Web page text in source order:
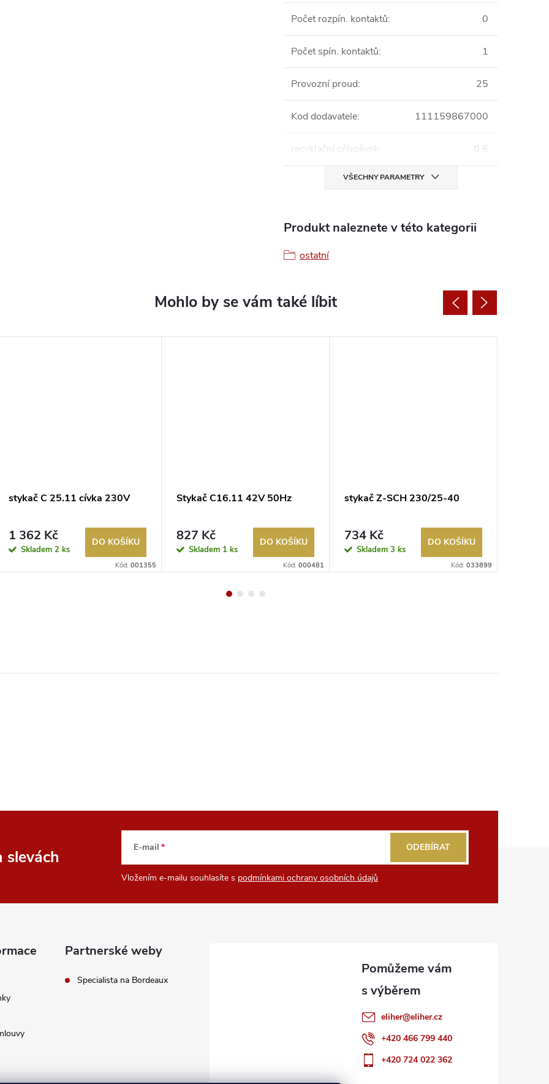
Počet rozpín. kontaktů: 0
Počet spín. kontaktů: 1
Provozní proud: 25
Kod dodavatele: 111159867000
recyklační příspěvek: 0,6
VŠECHNY PARAMETRY
Produkt naleznete v této kategorii
ostatní
stykač C 25.11 cívka 230V
1 362 Kč
Skladem 2 ks
DO KOŠÍKU
Kód: 001355
Stykač C16.11 42V 50Hz
827 Kč
Skladem 1 ks
DO KOŠÍKU
Kód: 000481
stykač Z-SCH 230/25-40
734 Kč
Skladem 3 ks
DO KOŠÍKU
Kód: 033899
slevách E-mail
Vložením e-mailu souhlasíte s podmínkami ochrany osobních údajů
ODEBÍRAT
Partnerské weby
Specialista na Bordeaux
eliher@eliher.cz
+420 466 799 440
+420 724 022 362